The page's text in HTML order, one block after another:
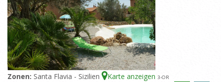
Zonen: Santa Flavia - Sizilien Karte anzeigen 3-OR